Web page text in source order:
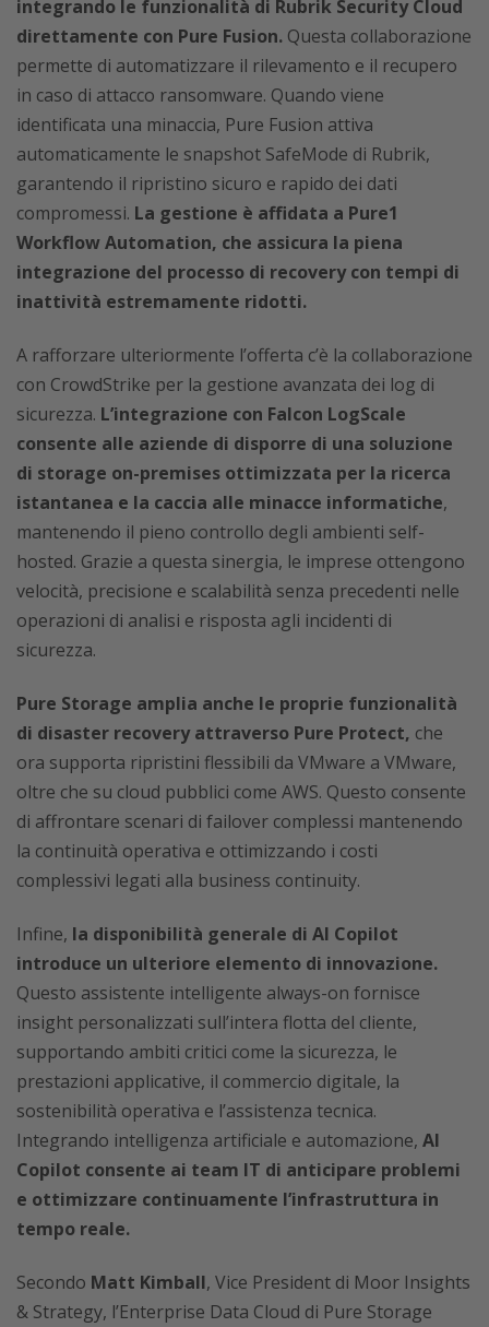
integrando le funzionalità di Rubrik Security Cloud
direttamente con Pure Fusion. Questa collaborazione
permette di automatizzare il rilevamento e il recupero
in caso di attacco ransomware. Quando viene
identificata una minaccia, Pure Fusion attiva
automaticamente le snapshot SafeMode di Rubrik,
garantendo il ripristino sicuro e rapido dei dati
compromessi. La gestione è affidata a Pure1
Workflow Automation, che assicura la piena
integrazione del processo di recovery con tempi di
inattività estremamente ridotti.
A rafforzare ulteriormente l’offerta c’è la collaborazione
con CrowdStrike per la gestione avanzata dei log di
sicurezza. L’integrazione con Falcon LogScale
consente alle aziende di disporre di una soluzione
di storage on-premises ottimizzata per la ricerca
istantanea e la caccia alle minacce informatiche,
mantenendo il pieno controllo degli ambienti self-
hosted. Grazie a questa sinergia, le imprese ottengono
velocità, precisione e scalabilità senza precedenti nelle
operazioni di analisi e risposta agli incidenti di
sicurezza.
Pure Storage amplia anche le proprie funzionalità
di disaster recovery attraverso Pure Protect, che
ora supporta ripristini flessibili da VMware a VMware,
oltre che su cloud pubblici come AWS. Questo consente
di affrontare scenari di failover complessi mantenendo
la continuità operativa e ottimizzando i costi
complessivi legati alla business continuity.
Infine, la disponibilità generale di AI Copilot
introduce un ulteriore elemento di innovazione.
Questo assistente intelligente always-on fornisce
insight personalizzati sull’intera flotta del cliente,
supportando ambiti critici come la sicurezza, le
prestazioni applicative, il commercio digitale, la
sostenibilità operativa e l’assistenza tecnica.
Integrando intelligenza artificiale e automazione, AI
Copilot consente ai team IT di anticipare problemi
e ottimizzare continuamente l’infrastruttura in
tempo reale.
Secondo Matt Kimball, Vice President di Moor Insights
& Strategy, l’Enterprise Data Cloud di Pure Storage